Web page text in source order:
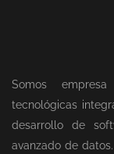
Somos
tecnológicas
desarrollo de
avanzado de